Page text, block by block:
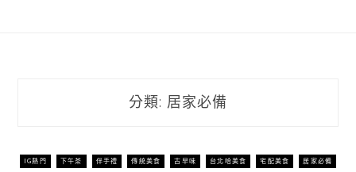
分類: 居家必備
IG熱門 下午茶 伴手禮 傳統美食 古早味 台北哈美食 宅配美食 居家必備